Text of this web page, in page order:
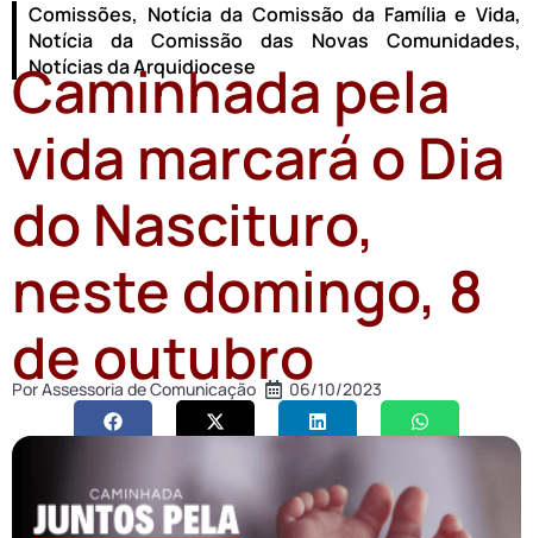
Comissões, Notícia da Comissão da Família e Vida,
Notícia da Comissão das Novas Comunidades,
Notícias da Arquidiocese
Caminhada pela
vida marcará o Dia
do Nascituro,
neste domingo, 8
de outubro
PorAssessoria de Comunicação 06/10/2023